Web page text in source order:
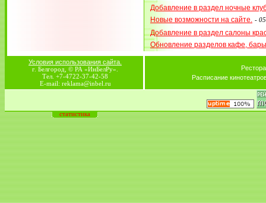
Добавление в раздел ночные
Новые возможности на сайте.
-
Добавление в раздел салоны
Обновление разделов кафе,
Условия использования сайта.
г. Белгород, © РА «ИнБелРу».
Тел. +7-4722-37-42-58
E-mail: reklama@inbel.ru
Расписание
статистика